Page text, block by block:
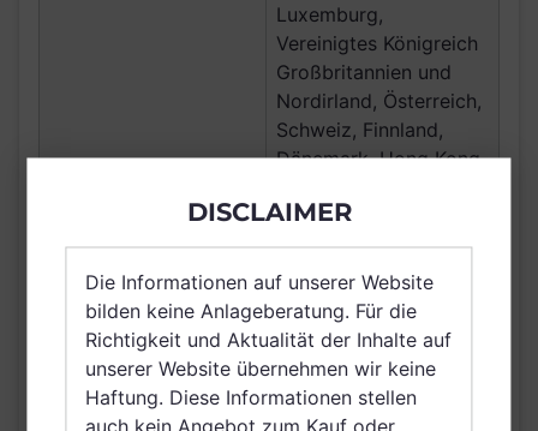
VERTRIEBSZULASSUNG
Luxemburg,
Vereinigtes Königreich
Großbritannien und
Nordirland, Österreich,
Schweiz, Finnland,
Dänemark, Hong Kong,
Schweden, Irland,
Belgien, Taiwan
(Provinz Chinas),
Netherlands (Kingdom
of the), Norwegen,
Vereinigte Arabische
Emirate, Singapur,
Griechenland, Brunei
DISCLAIMER
Die Informationen auf unserer Website
bilden keine Anlageberatung. Für die
Richtigkeit und Aktualität der Inhalte auf
unserer Website übernehmen wir keine
Haftung. Diese Informationen stellen
auch kein Angebot zum Kauf oder